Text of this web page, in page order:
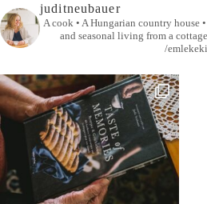
juditneubauer
A cook • A Hungarian country house •
and seasonal living from a
/